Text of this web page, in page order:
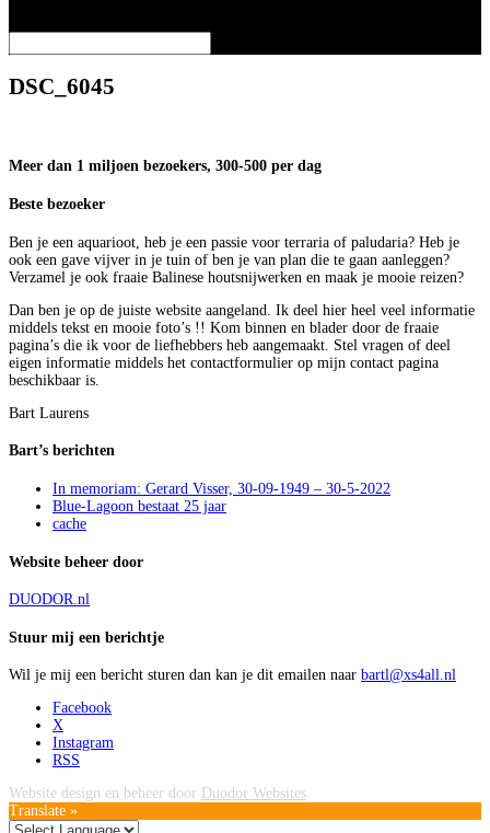
DSC_6045
Meer dan 1 miljoen bezoekers, 300-500 per dag
Beste bezoeker
Ben je een aquarioot, heb je een passie voor terraria of paludaria? Heb je
ook een gave vijver in je tuin of ben je van plan die te gaan aanleggen?
Verzamel je ook fraaie Balinese houtsnijwerken en maak je mooie reizen?
Dan ben je op de juiste website aangeland. Ik deel hier heel veel informatie
middels tekst en mooie foto’s !! Kom binnen en blader door de fraaie
pagina’s die ik voor de liefhebbers heb aangemaakt. Stel vragen of deel
eigen informatie middels het contactformulier op mijn contact pagina
beschikbaar is.
Bart Laurens
Bart’s berichten
In memoriam: Gerard Visser, 30-09-1949 – 30-5-2022
Blue-Lagoon bestaat 25 jaar
cache
Website beheer door
DUODOR.nl
Stuur mij een berichtje
Wil je mij een bericht sturen dan kan je dit emailen naar bartl@xs4all.nl
Facebook
X
Instagram
RSS
Website design en beheer door Duodor Websites
Translate »